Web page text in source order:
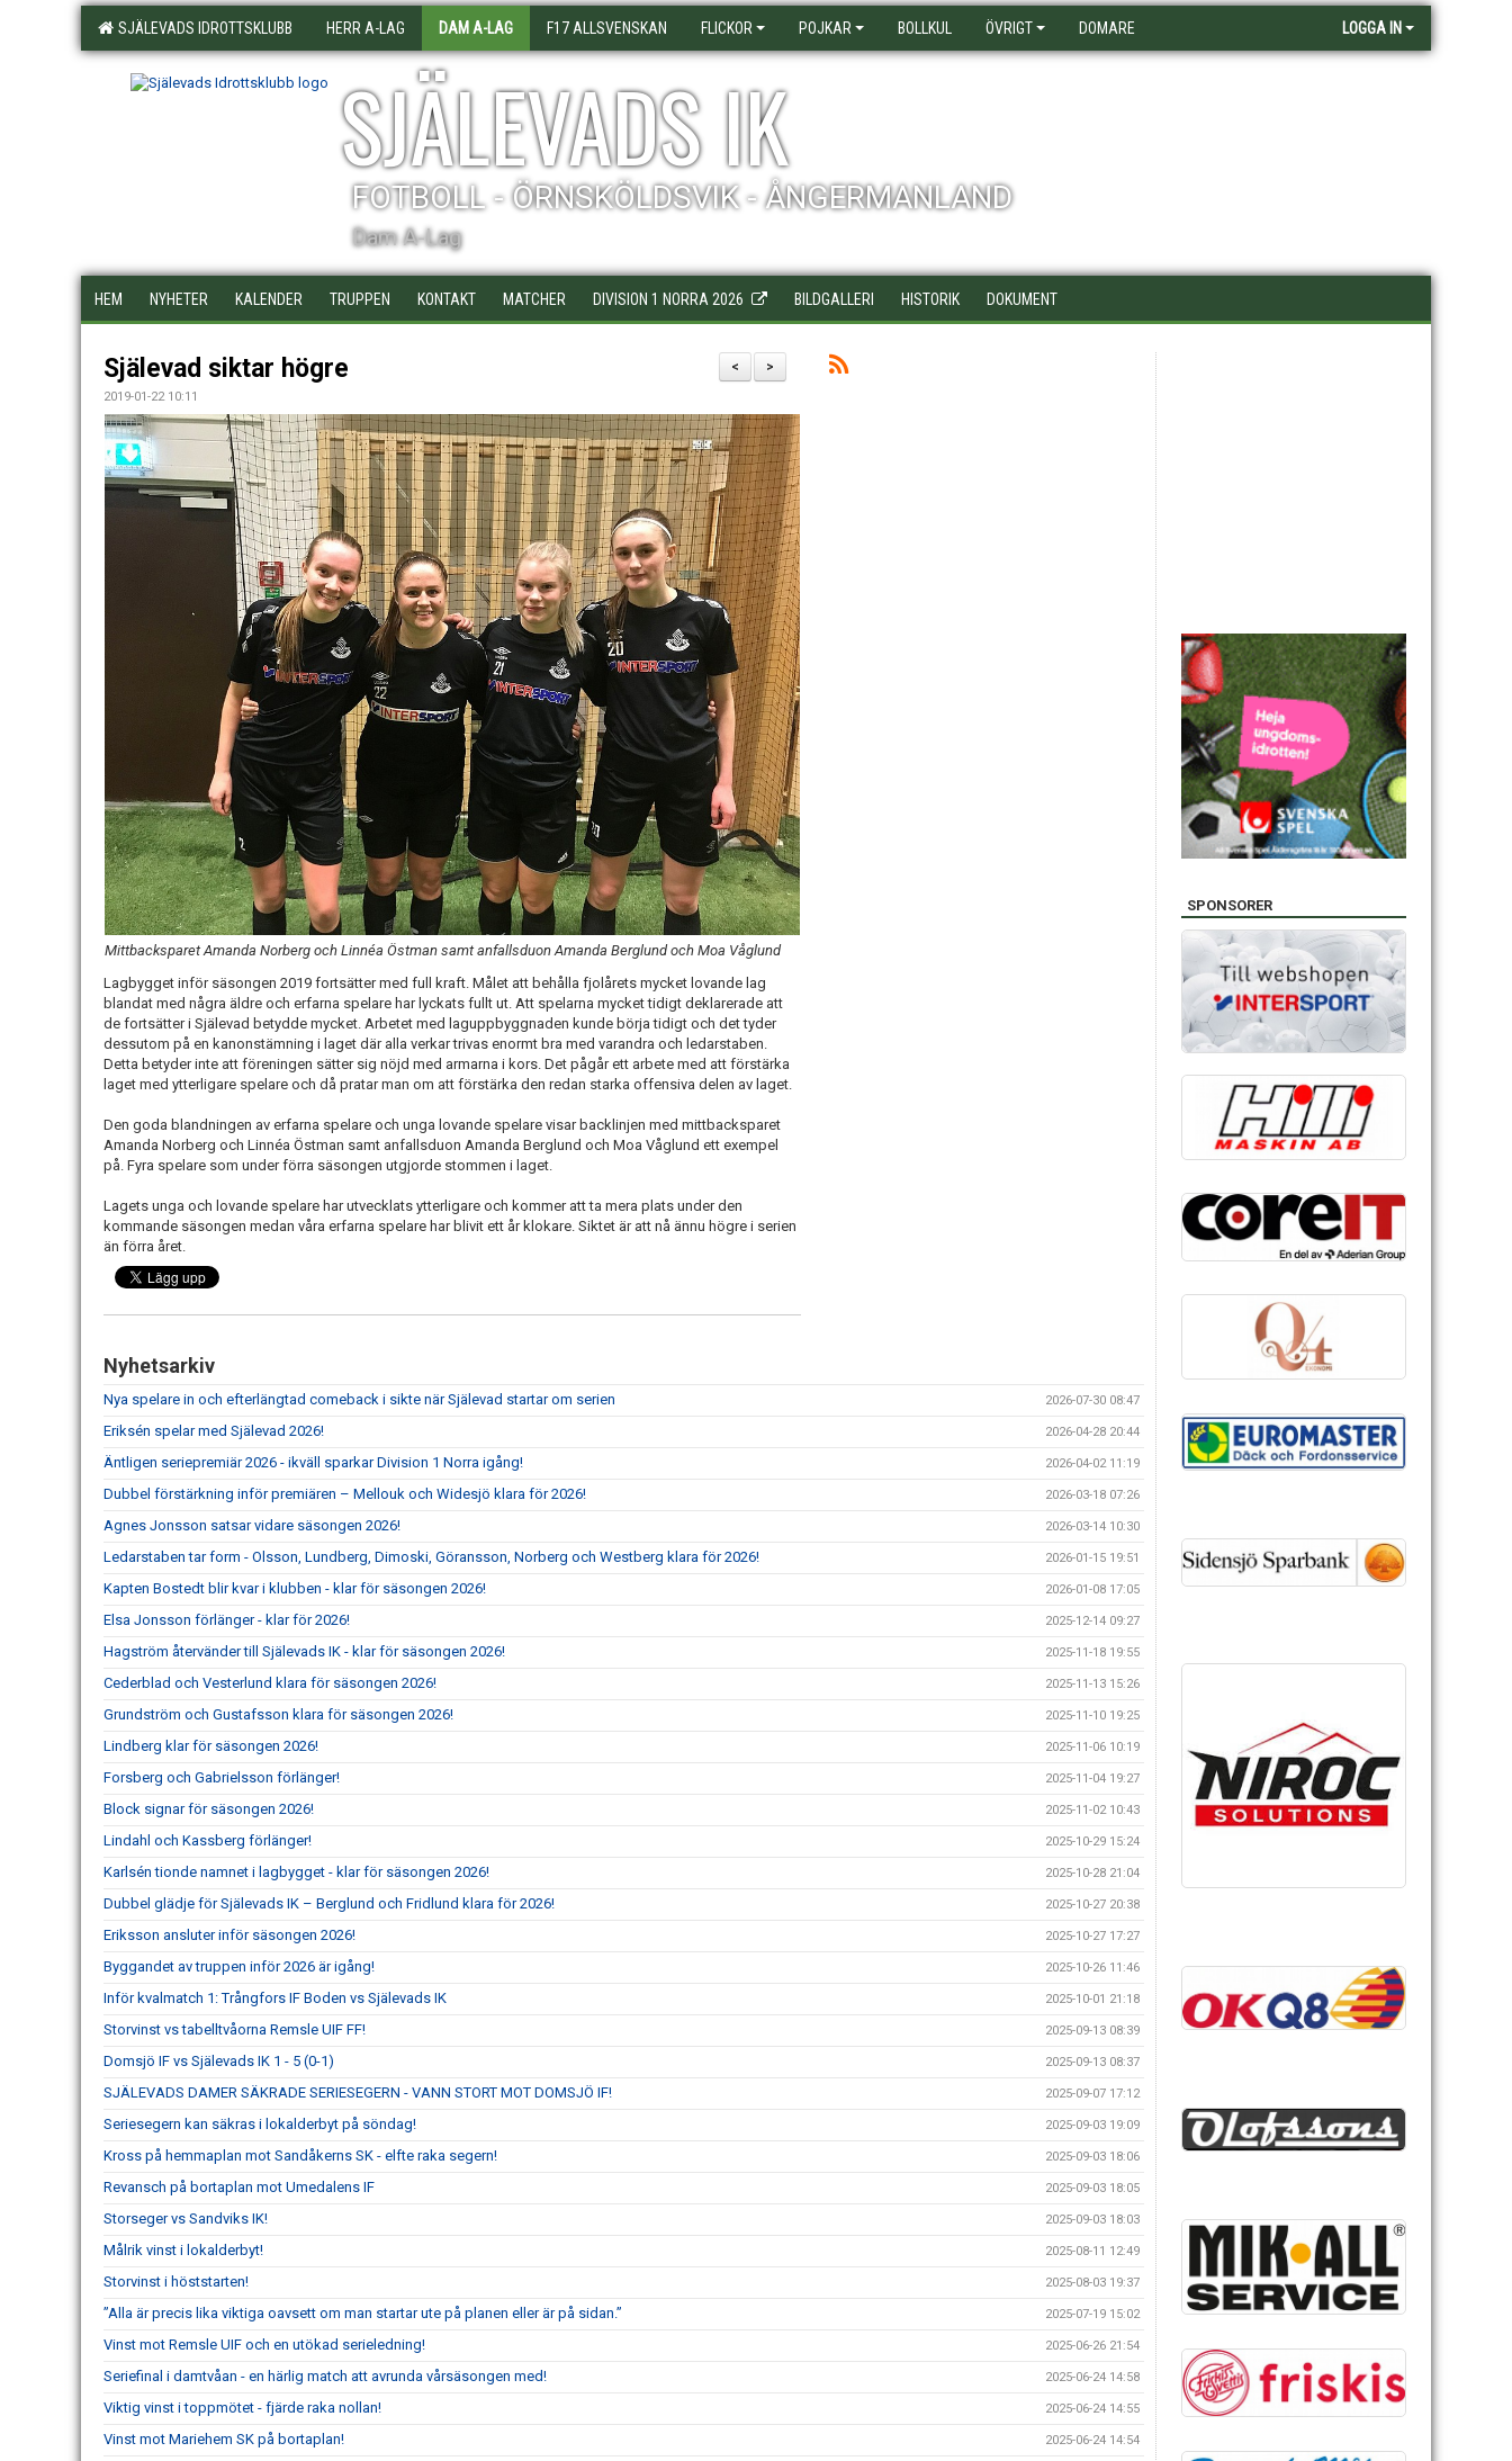
SJÄLEVADS IDROTTSKLUBB HERR A-LAG DAM A-LAG F17 ALLSVENSKAN FLICKOR POJKAR BOLLKUL ÖVRIGT DOMARE LOGGA IN
SJÄLEVADS IK
FOTBOLL - ÖRNSKÖLDSVIK - ÅNGERMANLAND
Dam A-Lag
HEM NYHETER KALENDER TRUPPEN KONTAKT MATCHER DIVISION 1 NORRA 2026 BILDGALLERI HISTORIK DOKUMENT
>
<
Själevad siktar högre
2019-01-22 10:11
Mittbacksparet Amanda Norberg och Linnéa Östman samt anfallsduon Amanda Berglund och Moa Våglund
Lagbygget inför säsongen 2019 fortsätter med full kraft. Målet att behålla fjolårets mycket lovande lag
blandat med några äldre och erfarna spelare har lyckats fullt ut. Att spelarna mycket tidigt deklarerade att
de fortsätter i Själevad betydde mycket. Arbetet med laguppbyggnaden kunde börja tidigt och det tyder
dessutom på en kanonstämning i laget där alla verkar trivas enormt bra med varandra och ledarstaben.
Detta betyder inte att föreningen sätter sig nöjd med armarna i kors. Det pågår ett arbete med att förstärka
laget med ytterligare spelare och då pratar man om att förstärka den redan starka offensiva delen av laget.
Den goda blandningen av erfarna spelare och unga lovande spelare visar backlinjen med mittbacksparet
Amanda Norberg och Linnéa Östman samt anfallsduon Amanda Berglund och Moa Våglund ett exempel
på. Fyra spelare som under förra säsongen utgjorde stommen i laget.
Lagets unga och lovande spelare har utvecklats ytterligare och kommer att ta mera plats under den
kommande säsongen medan våra erfarna spelare har blivit ett år klokare. Siktet är att nå ännu högre i serien
än förra året.
Nyhetsarkiv
Nya spelare in och efterlängtad comeback i sikte när Själevad startar om serien 2026-07-30 08:47
Eriksén spelar med Själevad 2026! 2026-04-28 20:44
Äntligen seriepremiär 2026 - ikväll sparkar Division 1 Norra igång! 2026-04-02 11:19
Dubbel förstärkning inför premiären – Mellouk och Widesjö klara för 2026! 2026-03-18 07:26
Agnes Jonsson satsar vidare säsongen 2026! 2026-03-14 10:30
Ledarstaben tar form - Olsson, Lundberg, Dimoski, Göransson, Norberg och Westberg klara för 2026! 2026-01-15 19:51
Kapten Bostedt blir kvar i klubben - klar för säsongen 2026! 2026-01-08 17:05
Elsa Jonsson förlänger - klar för 2026! 2025-12-14 09:27
Hagström återvänder till Själevads IK - klar för säsongen 2026! 2025-11-18 19:55
Cederblad och Vesterlund klara för säsongen 2026! 2025-11-13 15:26
Grundström och Gustafsson klara för säsongen 2026! 2025-11-10 19:25
Lindberg klar för säsongen 2026! 2025-11-06 10:19
Forsberg och Gabrielsson förlänger! 2025-11-04 19:27
Block signar för säsongen 2026! 2025-11-02 10:43
Lindahl och Kassberg förlänger! 2025-10-29 15:24
Karlsén tionde namnet i lagbygget - klar för säsongen 2026! 2025-10-28 21:04
Dubbel glädje för Själevads IK – Berglund och Fridlund klara för 2026! 2025-10-27 20:38
Eriksson ansluter inför säsongen 2026! 2025-10-27 17:27
Byggandet av truppen inför 2026 är igång! 2025-10-26 11:46
Inför kvalmatch 1: Trångfors IF Boden vs Själevads IK 2025-10-01 21:18
Storvinst vs tabelltvåorna Remsle UIF FF! 2025-09-13 08:39
Domsjö IF vs Själevads IK 1 - 5 (0-1) 2025-09-13 08:37
SJÄLEVADS DAMER SÄKRADE SERIESEGERN - VANN STORT MOT DOMSJÖ IF! 2025-09-07 17:12
Seriesegern kan säkras i lokalderbyt på söndag! 2025-09-03 19:09
Kross på hemmaplan mot Sandåkerns SK - elfte raka segern! 2025-09-03 18:06
Revansch på bortaplan mot Umedalens IF 2025-09-03 18:05
Storseger vs Sandviks IK! 2025-09-03 18:03
Målrik vinst i lokalderbyt! 2025-08-11 12:49
Storvinst i höststarten! 2025-08-03 19:37
”Alla är precis lika viktiga oavsett om man startar ute på planen eller är på sidan.” 2025-07-19 15:02
Vinst mot Remsle UIF och en utökad serieledning! 2025-06-26 21:54
Seriefinal i damtvåan - en härlig match att avrunda vårsäsongen med! 2025-06-24 14:58
Viktig vinst i toppmötet - fjärde raka nollan! 2025-06-24 14:55
Vinst mot Mariehem SK på bortaplan! 2025-06-24 14:54
SPONSORER